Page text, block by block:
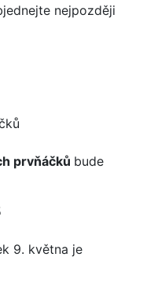
nejpozději
prvňáčků bude
9. května je